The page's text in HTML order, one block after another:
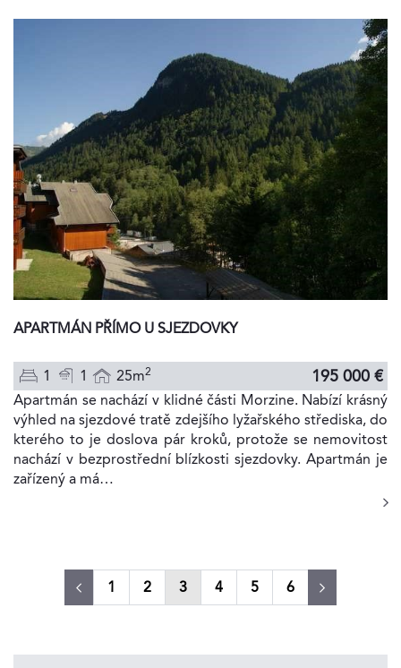
APARTMÁN PŘÍMO U SJEZDOVKY
1 1 25m2 195 000 €
Apartmán se nachází v klidné části Morzine. Nabízí krásný
výhled na sjezdové tratě zdejšího lyžařského střediska, do
kterého to je doslova pár kroků, protože se nemovitost
nachází v bezprostřední blízkosti sjezdovky. Apartmán je
zařízený a má…
1 2 3(current)
4 5 6